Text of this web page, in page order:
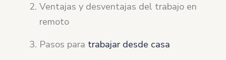
Ventajas y desventajas del trabajo en
remoto
Pasos para trabajar desde casa